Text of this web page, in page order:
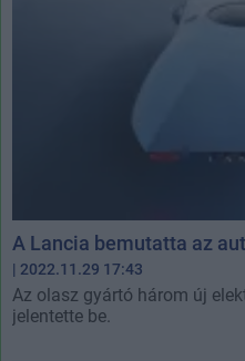
A Lancia bemutatta az
| 2022.11.29 17:43
Az olasz gyártó három új
jelentette be.